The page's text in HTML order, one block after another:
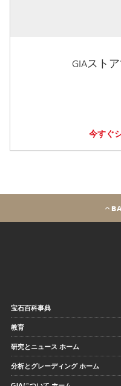
GIAスト
今すぐ
宝石百科事典
教育
研究とニュース ホーム
分析とグレーディング ホーム